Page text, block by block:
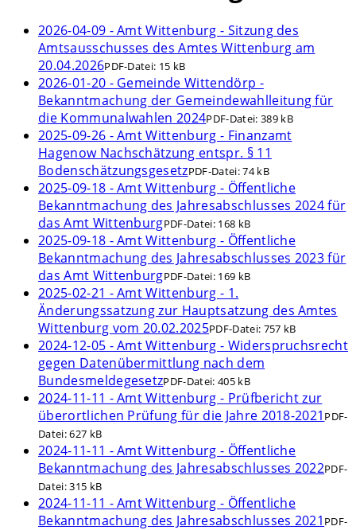
2026-04-09 - Amt Wittenburg - Sitzung des
Amtsausschusses des Amtes Wittenburg am
20.04.2026PDF-Datei: 15 kB
2026-01-20 - Gemeinde Wittendörp -
Bekanntmachung der Gemeindewahlleitung für
die Kommunalwahlen 2024PDF-Datei: 389 kB
2025-09-26 - Amt Wittenburg - Finanzamt
Hagenow Nachschätzung entspr. § 11
BodenschätzungsgesetzPDF-Datei:74 kB
2025-09-18 - Amt Wittenburg - Öffentliche
Bekanntmachung des Jahresabschlusses 2024 für
das Amt WittenburgPDF-Datei: 168 kB
2025-09-18 - Amt Wittenburg - Öffentliche
Bekanntmachung des Jahresabschlusses 2023 für
das Amt WittenburgPDF-Datei: 169 kB
2025-02-21 - Amt Wittenburg - 1.
Änderungssatzung zur Hauptsatzung des Amtes
Wittenburg vom 20.02.2025PDF-Datei: 757 kB
2024-12-05 - Amt Wittenburg - Widerspruchsrecht
gegen Datenübermittlung nach dem
BundesmeldegesetzPDF-Datei: 405 kB
2024-11-11 - Amt Wittenburg - Prüfbericht zur
überortlichen Prüfung für die Jahre 2018-2021 PDF-
Datei:627 kB
2024-11-11 - Amt Wittenburg - Öffentliche
Bekanntmachung des Jahresabschlusses 2022PDF-
Datei:315 kB
2024-11-11 - Amt Wittenburg - Öffentliche
Bekanntmachung des Jahresabschlusses 2021 PDF-